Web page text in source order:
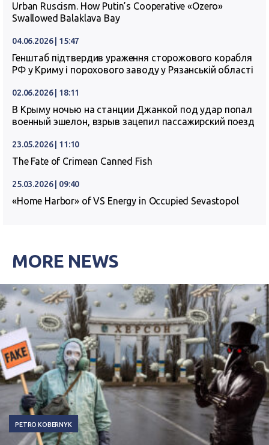
Urban Ruscism. How Putin’s Cooperative «Ozero»
Swallowed Balaklava Bay
04.06.2026 | 15:47
Генштаб підтвердив ураження сторожового корабля
РФ у Криму і порохового заводу у Рязанській області
02.06.2026 | 18:11
В Крыму ночью на станции Джанкой под удар попал
военный эшелон, взрыв зацепил пассажирский поезд
23.05.2026 | 11:10
The Fate of Crimean Canned Fish
25.03.2026 | 09:40
«Home Harbor» of VS Energy in Occupied Sevastopol
MORE NEWS
PETRO KOBERNYK